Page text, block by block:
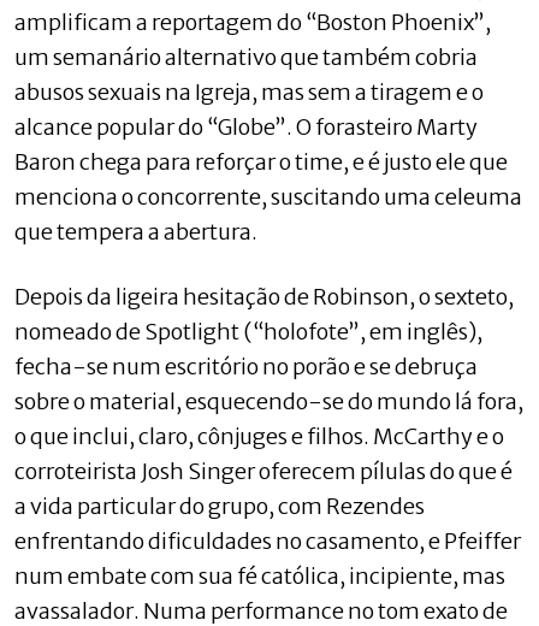
amplificam a reportagem do “Boston Phoenix”,
um semanário alternativo que também cobria
abusos sexuais na Igreja, mas sem a tiragem e o
alcance popular do “Globe”. O forasteiro Marty
Baron chega para reforçar o time, e é justo ele que
menciona o concorrente, suscitando uma celeuma
que tempera a abertura.
Depois da ligeira hesitação de Robinson, o sexteto,
nomeado de Spotlight (“holofote”, em inglês),
fecha-se num escritório no porão e se debruça
sobre o material, esquecendo-se do mundo lá fora,
o que inclui, claro, cônjuges e filhos. McCarthy e o
corroteirista Josh Singer oferecem pílulas do que é
a vida particular do grupo, com Rezendes
enfrentando dificuldades no casamento, e Pfeiffer
num embate com sua fé católica, incipiente, mas
avassalador. Numa performance no tom exato de